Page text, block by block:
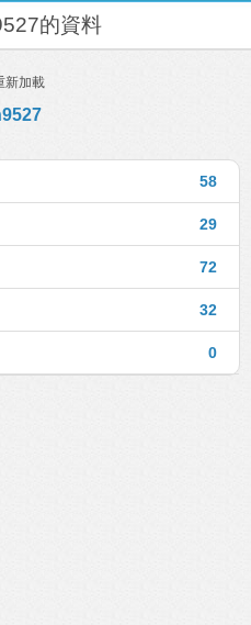
的資料
新加載
58
29
72
32
0